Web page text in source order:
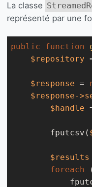
La classe
représenté par une
public function
$repository
$response =
$response-
$handle
        fputcsv(
$results
foreach